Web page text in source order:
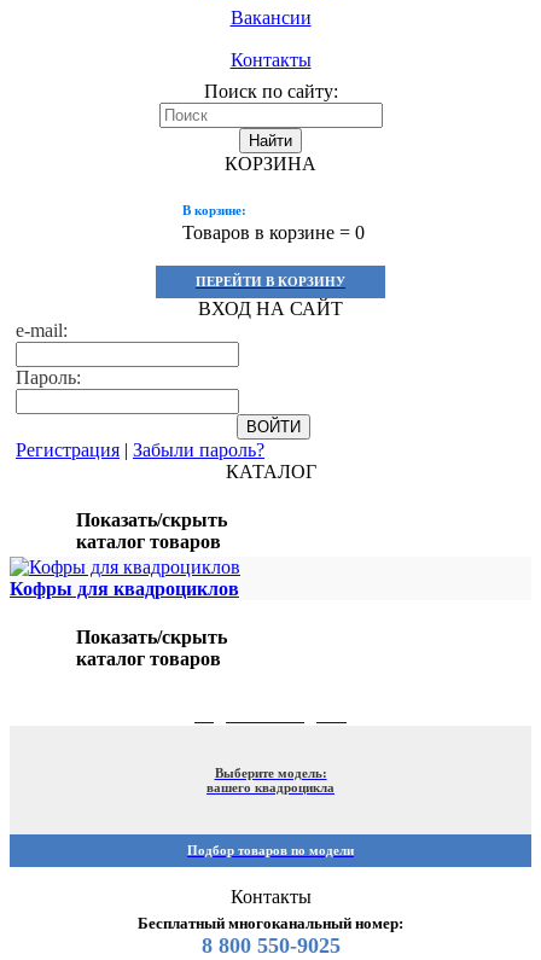
Вакансии
Контакты
Поиск по сайту:
Найти
КОРЗИНА
В корзине:
Товаров в корзине = 0
ПЕРЕЙТИ В КОРЗИНУ
ВХОД НА САЙТ
e-mail:
Пароль:
Регистрация | Забыли пароль?
КАТАЛОГ
Показать/скрыть
каталог товаров
Кофры для квадроциклов
Показать/скрыть
каталог товаров
Выберите модель:
вашего квадроцикла
Подбор товаров по модели
Контакты
Бесплатный многоканальный номер:
8 800 550-9025